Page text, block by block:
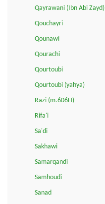
Qayrawani (Ibn Abi Zayd)
Qouchayri
Qounawi
Qourachi
Qourtoubi
Qourtoubi (yahya)
Razi (m.606H)
Rifa'i
Sa'di
Sakhawi
Samarqandi
Samhoudi
Sanad